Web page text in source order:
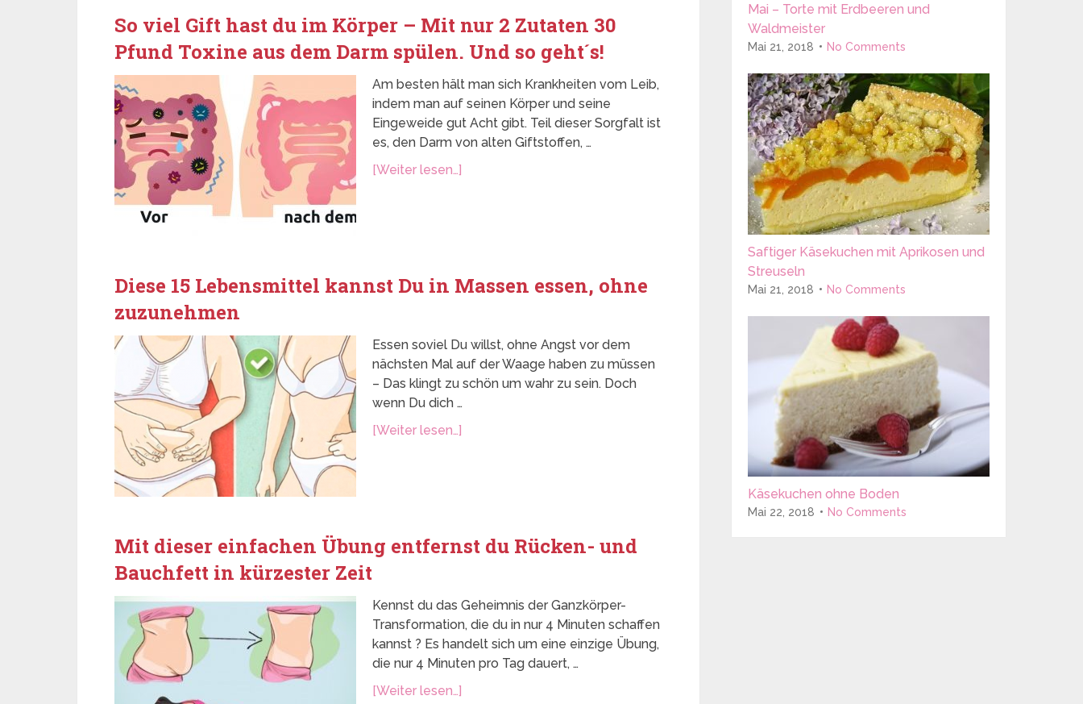
So viel Gift hast du im Körper – Mit nur 2 Zutaten 30
Pfund Toxine aus dem Darm spülen. Und so geht´s!
Am besten hält man sich Krankheiten vom Leib,
indem man auf seinen Körper und seine
Eingeweide gut Acht gibt. Teil dieser Sorgfalt ist
es, den Darm von alten Giftstoffen, …
[Weiter lesen…]
Diese 15 Lebensmittel kannst Du in Massen essen, ohne
zuzunehmen
Essen soviel Du willst, ohne Angst vor dem
nächsten Mal auf der Waage haben zu müssen
– Das klingt zu schön um wahr zu sein. Doch
wenn Du dich …
[Weiter lesen…]
Mit dieser einfachen Übung entfernst du Rücken- und
Bauchfett in kürzester Zeit
Kennst du das Geheimnis der Ganzkörper-
Transformation, die du in nur 4 Minuten schaffen
kannst ? Es handelt sich um eine einzige Übung,
die nur 4 Minuten pro Tag dauert, …
[Weiter lesen…]
Mai – Torte mit Erdbeeren und
Waldmeister
Mai 21, 2018 No Comments
Saftiger Käsekuchen mit Aprikosen und
Streuseln
Mai 21, 2018 No Comments
Käsekuchen ohne Boden
Mai 22, 2018 No Comments